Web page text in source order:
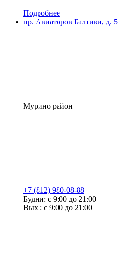
Подробнее
пр. Авиаторов Балтики, д. 5
Мурино район
+7 (812) 980-08-88
Будни: с 9:00 до 21:00
Вых.: с 9:00 до 21:00